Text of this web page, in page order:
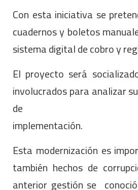
Con esta iniciativa se
cuadernos y boletos
sistema digital de cobro y
El proyecto será
involucrados para analizar
de
Esta modernización es
también hechos de
anterior gestión se